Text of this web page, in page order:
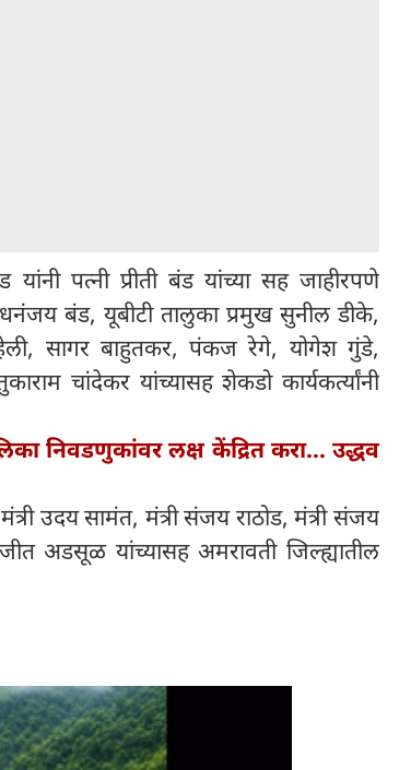
पत्नी प्रीती बंड यांच्या सह जाहीरपणे
धनंजय बंड, यूबीटी तालुका प्रमुख सुनील डीके,
सागर बाहुतकर, पंकज रेगे, योगेश गुंडे,
चांदेकर यांच्यासह शेकडो कार्यकर्त्यांनी
निवडणुकांवर लक्ष केंद्रित करा... उद्धव
उदय सामंत, मंत्री संजय राठोड, मंत्री संजय
अडसूळ यांच्यासह अमरावती जिल्ह्यातील